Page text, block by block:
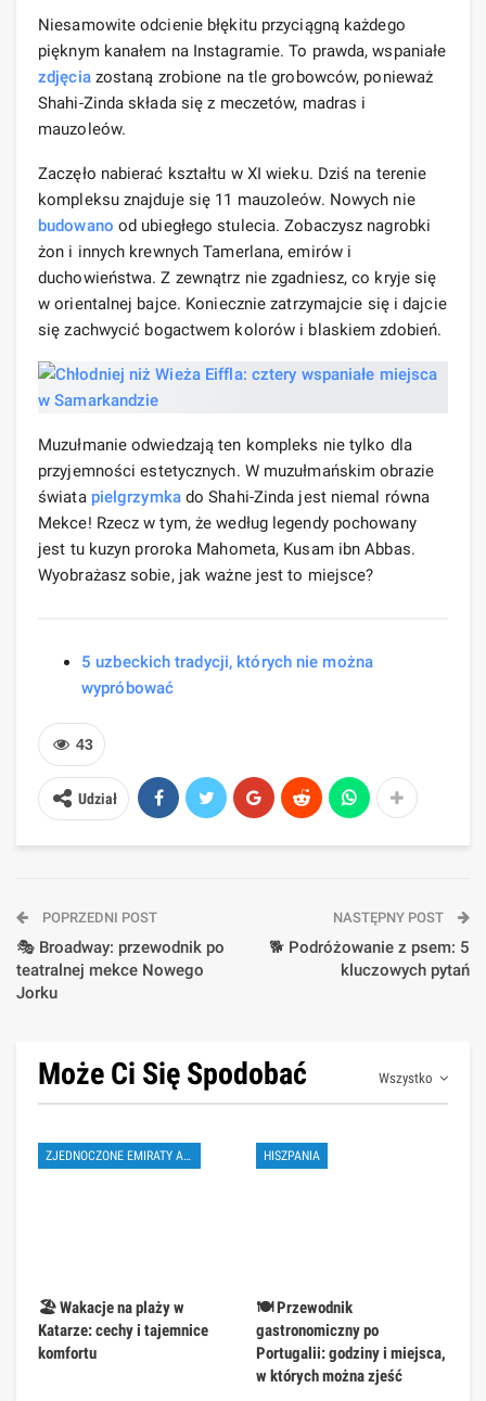
Niesamowite odcienie błękitu przyciągną każdego
pięknym kanałem na Instagramie. To prawda, wspaniałe
zdjęciazostaną zrobione na tle grobowców, ponieważ
Shahi-Zinda składa się z meczetów, madras i
mauzoleów.
Zaczęło nabierać kształtu w XI wieku. Dziś na terenie
kompleksu znajduje się 11 mauzoleów. Nowych nie
budowano od ubiegłego stulecia. Zobaczysz nagrobki
żon i innych krewnych Tamerlana, emirów i
duchowieństwa. Z zewnątrz nie zgadniesz, co kryje się
w orientalnej bajce. Koniecznie zatrzymajcie się i dajcie
się zachwycić bogactwem kolorów i blaskiem zdobień.
Muzułmanie odwiedzają ten kompleks nie tylko dla
przyjemności estetycznych. W muzułmańskim obrazie
świata pielgrzymkado Shahi-Zinda jest niemal równa
Mekce! Rzecz w tym, że według legendy pochowany
jest tu kuzyn proroka Mahometa, Kusam ibn Abbas.
Wyobrażasz sobie, jak ważne jest to miejsce?
5 uzbeckich tradycji, których nie można
wypróbować
43
Udział
POPRZEDNI POST
🎭 Broadway: przewodnik po
teatralnej mekce Nowego
Jorku
NASTĘPNY POST
🐕 Podróżowanie z psem: 5
kluczowych pytań
Wszystko
Może Ci Się Spodobać
ZJEDNOCZONE EMIRATY ARABSKIE
🏖️ Wakacje na plaży w
Katarze: cechy i tajemnice
komfortu
HISZPANIA
🍽️ Przewodnik
gastronomiczny po
Portugalii: godziny i miejsca,
w których można zjeść